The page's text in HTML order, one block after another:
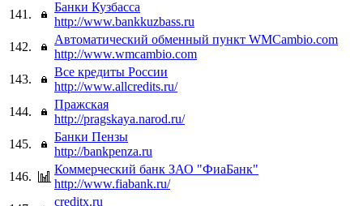
141.
Банки Кузбасса
http://www.bankkuzbass.ru
142.
Автоматический обменный пункт WMCambio.com
http://www.wmcambio.com
143.
Все кредиты России
http://www.allcredits.ru/
144.
Пражская
http://pragskaya.narod.ru/
145.
Банки Пензы
http://bankpenza.ru
146.
Коммерческий банк ЗАО "ФиаБанк"
http://www.fiabank.ru/
creditx.ru